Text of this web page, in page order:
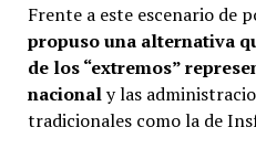
Frente a este escenario de
propuso una alternativa
de los “extremos”
nacionaly las
tradicionales como la de